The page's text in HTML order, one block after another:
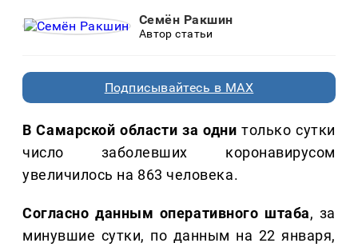
Семён Ракшин
Автор статьи
Подписывайтесь в MAX
В Самарской области за одни только сутки
число заболевших коронавирусом
увеличилось на 863 человека.
Согласно данным оперативного штаба, за
минувшие сутки, по данным на 22 января,